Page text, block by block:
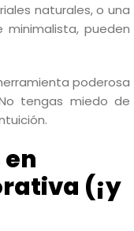
naturales, o una
minimalista, pueden
poderosa
tengas miedo de
(¡y